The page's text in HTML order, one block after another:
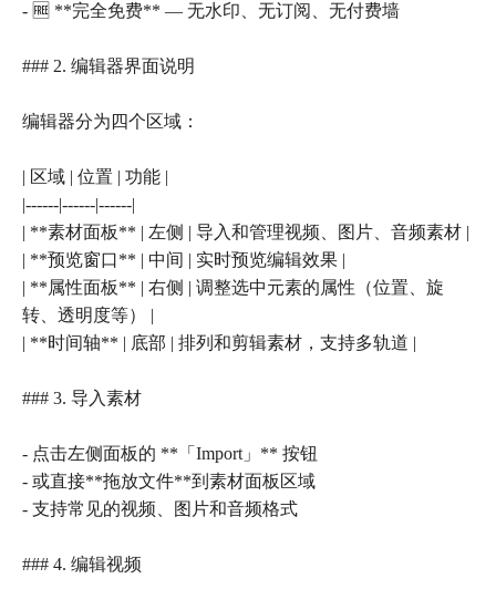
- 🆓 **完全免费** — 无水印、无订阅、无付费墙
### 2. 编辑器界面说明
编辑器分为四个区域：
| 区域 | 位置 | 功能 |
|------|------|------|
| **素材面板** | 左侧 | 导入和管理视频、图片、音频素材 |
| **预览窗口** | 中间 | 实时预览编辑效果 |
| **属性面板** | 右侧 | 调整选中元素的属性（位置、旋
转、透明度等） |
| **时间轴** | 底部 | 排列和剪辑素材，支持多轨道 |
### 3. 导入素材
- 点击左侧面板的 **「Import」** 按钮
- 或直接**拖放文件**到素材面板区域
- 支持常见的视频、图片和音频格式
### 4. 编辑视频